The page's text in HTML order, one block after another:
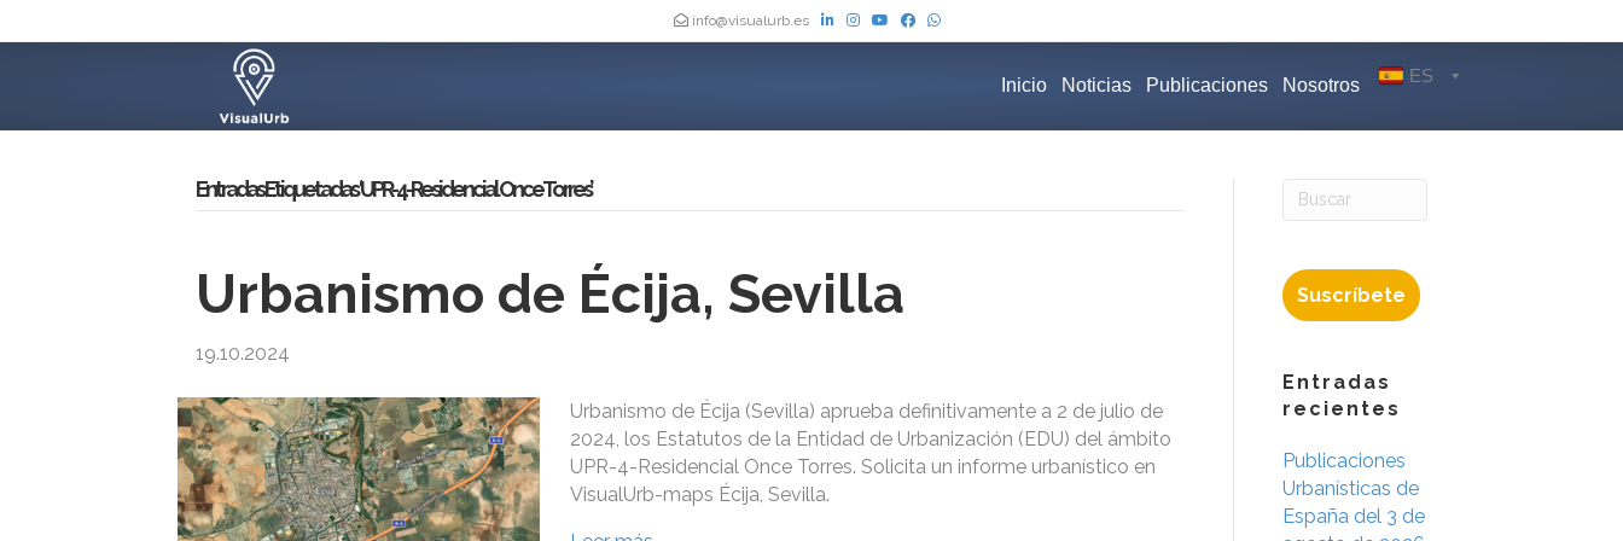
info@visualurb.es
Inicio Noticias Publicaciones Nosotros ES
Entradas Etiquetadas ‘UPR-4-Residencial Once Torres’
Urbanismo de Écija, Sevilla
19.10.2024
Urbanismo de Écija (Sevilla) aprueba definitivamente a 2 de julio de
2024, los Estatutos de la Entidad de Urbanización (EDU) del ámbito
UPR-4-Residencial Once Torres. Solicita un informe urbanístico en
VisualUrb-maps Écija, Sevilla.
Suscríbete
Entradas
recientes
Publicaciones
Urbanísticas de
España del 3 de